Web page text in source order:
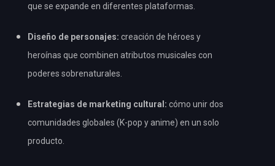
que se expande en diferentes plataformas.
Diseño de personajes: creación de héroes y
heroínas que combinen atributos musicales con
poderes sobrenaturales.
Estrategias de marketing cultural: cómo unir dos
comunidades globales (K-pop y anime) en un solo
producto.